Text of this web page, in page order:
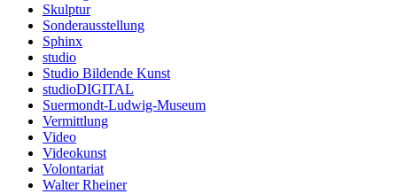
Skulptur
Sonderausstellung
Sphinx
studio
Studio Bildende Kunst
studioDIGITAL
Suermondt-Ludwig-Museum
Vermittlung
Video
Videokunst
Volontariat
Walter Rheiner